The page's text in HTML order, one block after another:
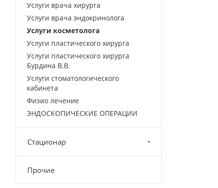
Услуги врача хирурга
Услуги врача эндокринолога
Услуги косметолога
Услуги пластического хирурга
Услуги пластического хирурга
Бурдина В.В.
Услуги стоматологического
кабинета
Физио лечение
ЭНДОСКОПИЧЕСКИЕ ОПЕРАЦИИ
Стационар
Прочие